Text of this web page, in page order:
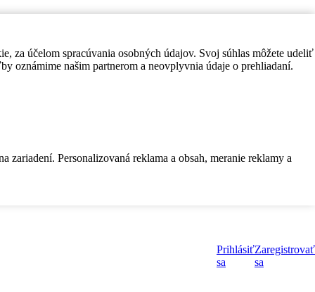
za účelom spracúvania osobných údajov. Svoj súhlas môžete udeliť
oznámime našim partnerom a neovplyvnia údaje o prehliadaní.
Personalizovaná reklama a obsah, meranie reklamy a
Prihlásiť
sa
Zaregistrovať
sa